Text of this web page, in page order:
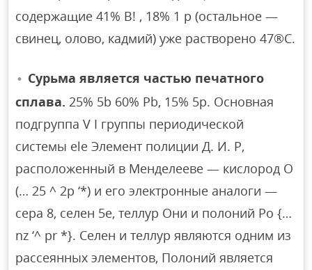
содержащие 41% B! , 18% 1 р (остальное —
свинец, олово, кадмий) уже растворено 47®С.
Сурьма является частью печатного
сплава. 25% 5b 60% Pb, 15% 5p. Основная
подгруппа V I группы периодической
системы ele Элемент полиции Д. И. Р,
расположенный в Менделееве — кислород О
(… 25 ^ 2р ‘*) и его электронные аналоги —
сера 8, селен 5е, теллур Они и полоний Po {…
nz ‘^ pr *}. Селен и теллур являются одним из
рассеянных элементов, Полоний является